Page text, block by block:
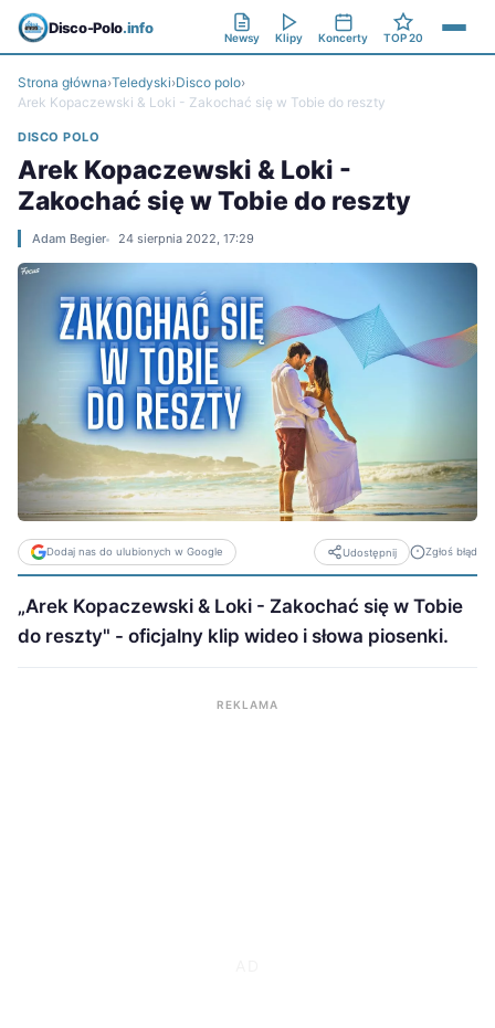
Disco-Polo.info
Newsy Klipy Koncerty TOP 20
Strona główna›Teledyski›Disco polo›
Arek Kopaczewski & Loki - Zakochać się w Tobie do reszty
DISCO POLO
Arek Kopaczewski & Loki -
Zakochać się w Tobie do reszty
Adam Begier 24 sierpnia 2022, 17:29
Dodaj nas do ulubionych w Google Udostępnij Zgłoś błąd
„Arek Kopaczewski & Loki - Zakochać się w Tobie
do reszty" - oficjalny klip wideo i słowa piosenki.
REKLAMA